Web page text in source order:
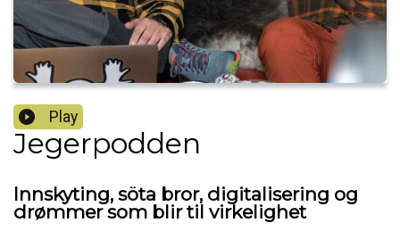
Play
Jegerpodden
Innskyting, söta bror, digitalisering og
drømmer som blir til virkelighet